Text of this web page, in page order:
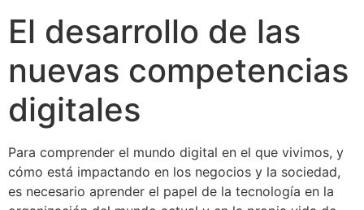
El desarrollo de las
nuevas competencias
digitales
Para comprender el mundo digital en el que vivimos, y
cómo está impactando en los negocios y la sociedad,
es necesario aprender el papel de la tecnología en la